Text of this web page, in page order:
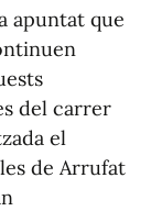
apuntat que
del carrer
el
de Arrufat